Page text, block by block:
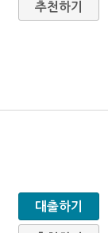
추천하기
대출하기